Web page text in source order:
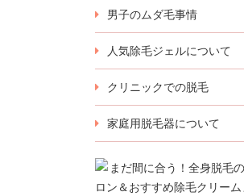
男子のムダ毛事情
人気除毛ジェルについて
クリニックでの脱毛
家庭用脱毛器について